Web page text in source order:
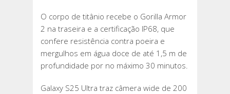
O corpo de titânio recebe o Gorilla Armor
2 na traseira e a certificação IP68, que
confere resistência contra poeira e
mergulhos em água doce de até 1,5 m de
profundidade por no máximo 30 minutos.
Galaxy S25 Ultra traz câmera wide de 200